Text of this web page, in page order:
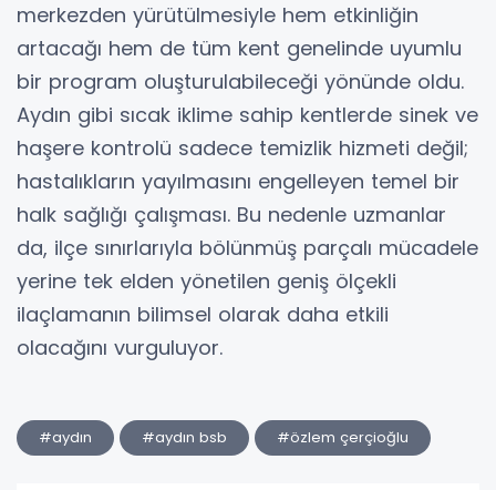
merkezden yürütülmesiyle hem etkinliğin
artacağı hem de tüm kent genelinde uyumlu
bir program oluşturulabileceği yönünde oldu.
Aydın gibi sıcak iklime sahip kentlerde sinek ve
haşere kontrolü sadece temizlik hizmeti değil;
hastalıkların yayılmasını engelleyen temel bir
halk sağlığı çalışması. Bu nedenle uzmanlar
da, ilçe sınırlarıyla bölünmüş parçalı mücadele
yerine tek elden yönetilen geniş ölçekli
ilaçlamanın bilimsel olarak daha etkili
olacağını vurguluyor.
#aydın #aydın bsb #özlem çerçioğlu